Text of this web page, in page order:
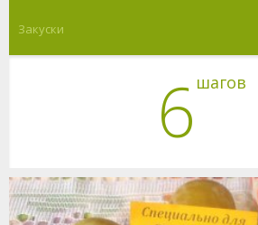
Закуски
6 шагов